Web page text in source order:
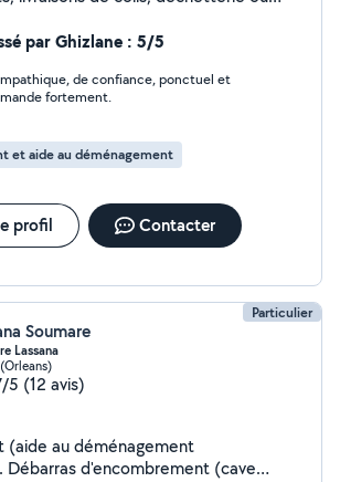
contacter je vous répondrai
par Ghizlane : 5/5
de confiance, ponctuel et
fortement.
et aide au déménagement
profil Contacter
Particulier
Soumare
Lassana
5 (12 avis)
(aide au déménagement
d'encombrement (cave